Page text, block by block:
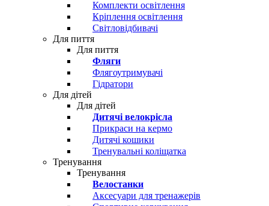
Комплекти освітлення
Кріплення освітлення
Світловідбивачі
Для пиття
Для пиття
Фляги
Флягоутримувачі
Гідратори
Для дітей
Для дітей
Дитячі велокрісла
Прикраси на кермо
Дитячі кошики
Тренувальні коліщатка
Тренування
Тренування
Велостанки
Аксесуари для тренажерів